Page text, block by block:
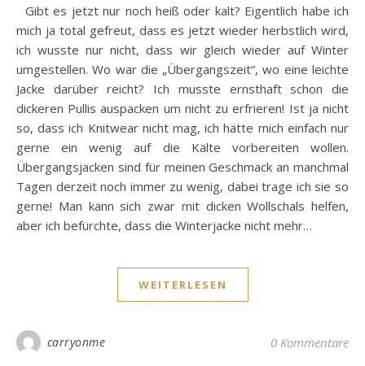
Gibt es jetzt nur noch heiß oder kalt? Eigentlich habe ich
mich ja total gefreut, dass es jetzt wieder herbstlich wird,
ich wusste nur nicht, dass wir gleich wieder auf Winter
umgestellen. Wo war die „Übergangszeit“, wo eine leichte
Jacke darüber reicht? Ich musste ernsthaft schon die
dickeren Pullis auspacken um nicht zu erfrieren! Ist ja nicht
so, dass ich Knitwear nicht mag, ich hätte mich einfach nur
gerne ein wenig auf die Kälte vorbereiten wollen.
Übergangsjacken sind für meinen Geschmack an manchmal
Tagen derzeit noch immer zu wenig, dabei trage ich sie so
gerne! Man kann sich zwar mit dicken Wollschals helfen,
aber ich befürchte, dass die Winterjacke nicht mehr…
WEITERLESEN
carryonme 0 Kommentare